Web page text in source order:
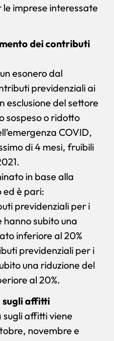
le imprese interessate
dei contributi
esonero dal
previdenziali ai
esclusione del settore
sospeso o ridotto
COVID,
di 4 mesi, fruibili
in base alla
è pari:
previdenziali per i
subito una
inferiore al 20%
previdenziali per i
una riduzione del
al 20%.
sugli affitti
sugli affitti viene
novembre e